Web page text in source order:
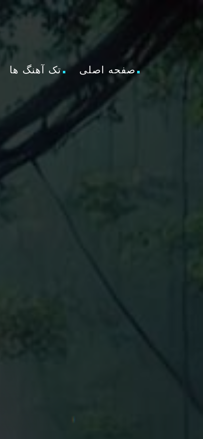
صفحه اصلی تک آهنگ ها